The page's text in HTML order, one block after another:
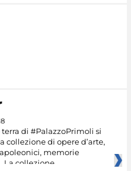
di #PalazzoPrimoli si
collezione di opere d’arte,
memorie
La collezione